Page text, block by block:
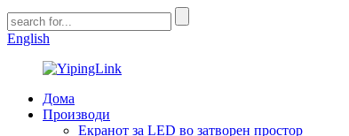
English
Дома
Производи
Екранот за LED во затворен простор